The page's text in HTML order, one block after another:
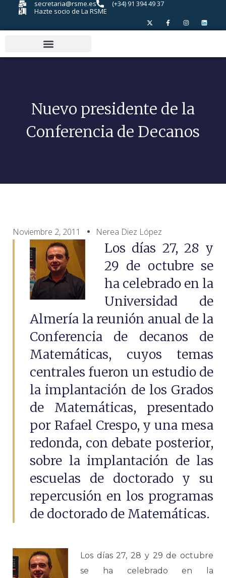
secretaria@rsme.es
(+34) 91 394 49 37
Hazte socio de La RSME
Nuevo presidente de la
Conferencia de Decanos
Noviembre 2, 2011 Nerea Diez López
Los días 27, 28 y
29 de octubre se
ha celebrado en la
Universidad de
Almería la reunión anual de la
Conferencia de decanos de
Matemáticas, cuyos temas
centrales fueron un estudio de
la implantación de los Grados
de Matemáticas, presentado
por Rafael Crespo, y una mesa
redonda, con debate posterior,
sobre la implantación de las
escuelas de doctorado y su
repercusión en los programas
de doctorado de Matemáticas.
Los días 27, 28 y 29 de octubre
se ha celebrado en la